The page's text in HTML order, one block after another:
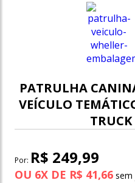
PATRULHA
VEÍCULO
Por: R$ 249,99
OU 6X DE R$ 41,66